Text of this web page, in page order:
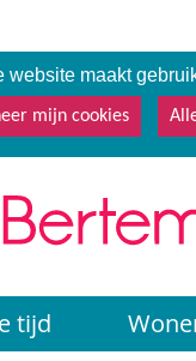
website maakt
mijn cookies
tijd